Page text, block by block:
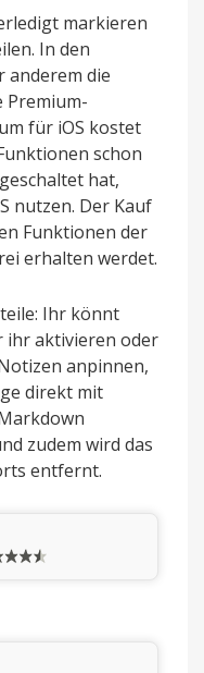
markieren
In den
die
Premium-
für iOS kostet
schon
hat,
nutzen. Der Kauf
Funktionen der
erhalten werdet.
Ihr könnt
ihr aktivieren oder
anpinnen,
direkt mit
zudem wird das
entfernt.